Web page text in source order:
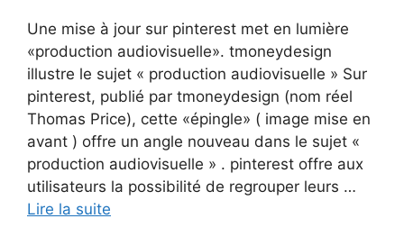
Une mise à jour sur pinterest met en lumière
«production audiovisuelle». tmoneydesign
illustre le sujet « production audiovisuelle » Sur
pinterest, publié par tmoneydesign (nom réel
Thomas Price), cette «épingle» ( image mise en
avant ) offre un angle nouveau dans le sujet «
production audiovisuelle » . pinterest offre aux
utilisateurs la possibilité de regrouper leurs …
Lire la suite